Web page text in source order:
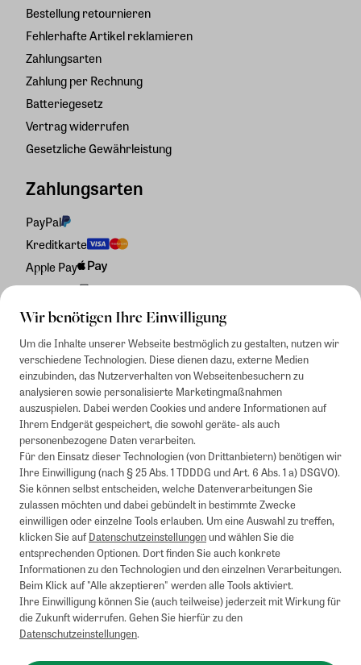
Wir benötigen Ihre Einwilligung
Um die Inhalte unserer Webseite bestmöglich zu gestalten, nutzen wir
verschiedene Technologien. Diese dienen dazu, externe Medien
einzubinden, das Nutzerverhalten von Webseitenbesuchern zu
analysieren sowie personalisierte Marketingmaßnahmen
auszuspielen. Dabei werden Cookies und andere Informationen auf
Ihrem Endgerät gespeichert, die sowohl geräte- als auch
personenbezogene Daten verarbeiten.
Für den Einsatz dieser Technologien (von Drittanbietern) benötigen wir
Ihre Einwilligung (nach § 25 Abs. 1 TDDDG und Art. 6 Abs. 1 a) DSGVO).
Sie können selbst entscheiden, welche Datenverarbeitungen Sie
zulassen möchten und dabei gebündelt in bestimmte Zwecke
einwilligen oder einzelne Tools erlauben. Um eine Auswahl zu treffen,
klicken Sie aufDatenschutzeinstellungenund wählen Sie die
entsprechenden Optionen. Dort finden Sie auch konkrete
Informationen zu den Technologien und den einzelnen Verarbeitungen.
Beim Klick auf "Alle akzeptieren" werden alle Tools aktiviert.
Ihre Einwilligung können Sie (auch teilweise) jederzeit mit Wirkung für
die Zukunft widerrufen. Gehen Sie hierfür zu den
Datenschutzeinstellungen.
Bestellung retournieren
Fehlerhafte Artikel reklamieren
Zahlungsarten
Zahlung per Rechnung
Batteriegesetz
Vertrag widerrufen
Gesetzliche Gewährleistung
Zahlungsarten
PayPal
Kreditkarte
Apple Pay
Rechnung